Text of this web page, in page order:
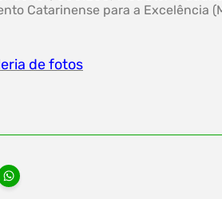
Catarinense para a Excelência
de fotos